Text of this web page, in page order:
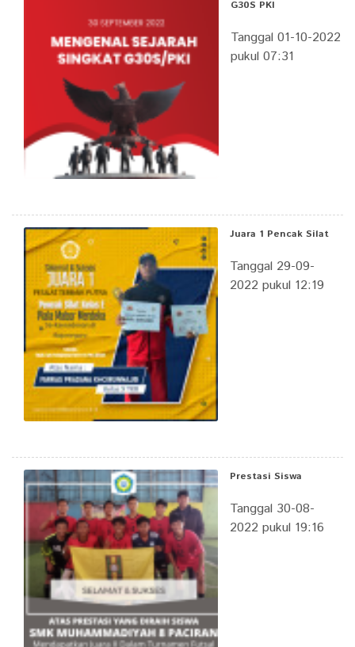
G30S PKI
Tanggal 01-10-2022
pukul 07:31
Juara 1 Pencak Silat
Tanggal 29-09-
2022 pukul 12:19
Prestasi Siswa
Tanggal 30-08-
2022 pukul 19:16